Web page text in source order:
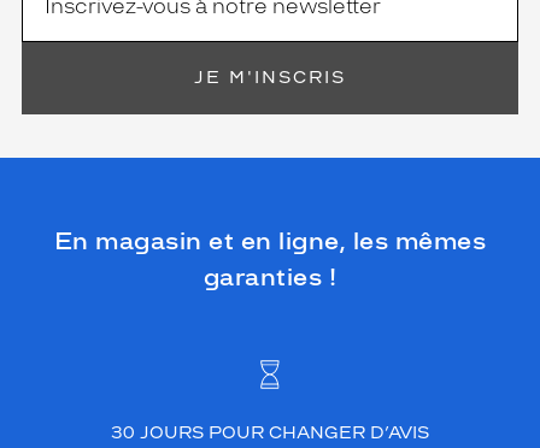
JE M'INSCRIS
En magasin et en ligne, les mêmes
garanties !
30 JOURS POUR CHANGER D’AVIS